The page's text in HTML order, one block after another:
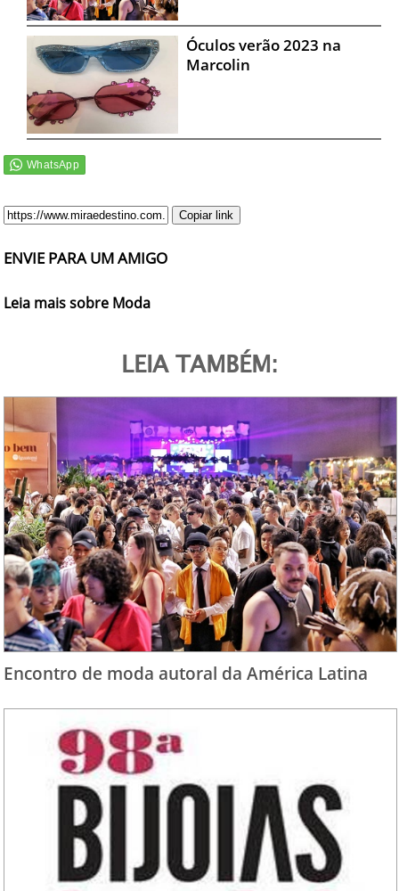
Óculos verão 2023 na
Marcolin
Copiar link
ENVIE PARA UM AMIGO
Leia mais sobre Moda
LEIA TAMBÉM:
Encontro de moda autoral da América Latina